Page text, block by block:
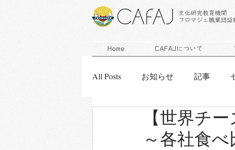
文化研究教育機関
フロマジェ職業認
Home CAFAJについて
All Posts お知らせ 記事
エキスパート研修会 チーズ
【世界チ
～各社食べ